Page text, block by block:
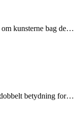
om kunsterne bag de…
dobbelt betydning for…